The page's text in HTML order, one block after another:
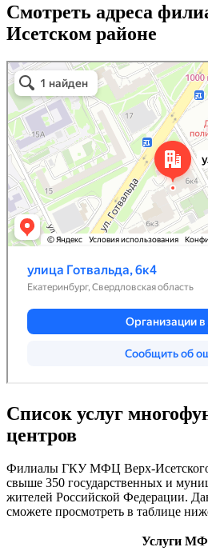
Смотреть адреса
Исетском районе
Список услуг
центров
Филиалы ГКУ МФЦ Верх-Исетского
свыше 350 государственных и
жителей Российской Федерации.
сможете просмотреть в таблице
Услуги